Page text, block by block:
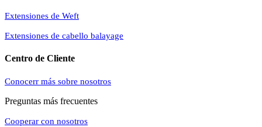
Extensiones de Weft
Extensiones de cabello balayage
Centro de Cliente
Conocerr más sobre nosotros
Preguntas más frecuentes
Cooperar con nosotros